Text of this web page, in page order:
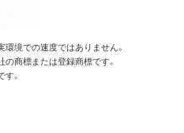
境での速度ではありません。
商標または登録商標です。
。